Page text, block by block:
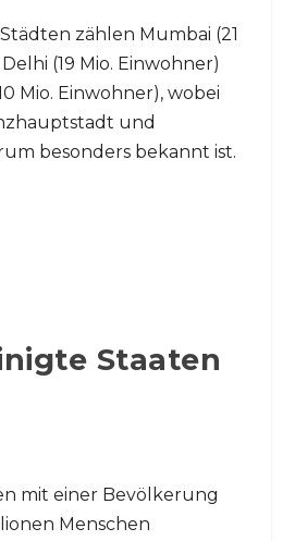
zählen Mumbai (21
(19 Mio. Einwohner)
Mio. Einwohner), wobei
und
besonders bekannt ist.
Staaten
mit einer Bevölkerung
Menschen